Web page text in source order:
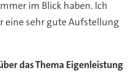
im Blick haben. Ich
eine sehr gute Aufstellung
das Thema Eigenleistung